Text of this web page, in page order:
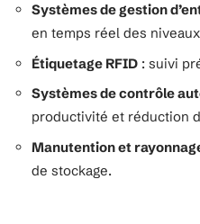
Systèmes de gestion
en temps réel des
Étiquetage RFID : suivi
Systèmes de contrôle
productivité et réduction
Manutention et
de stockage.